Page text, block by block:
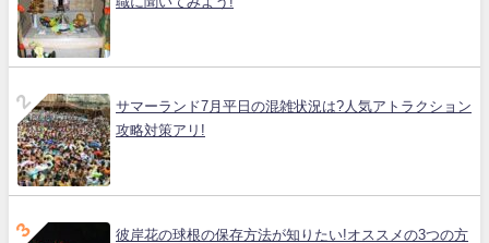
サマーランド7月平日の混雑状況は?人気アトラクション
攻略対策アリ!
彼岸花の球根の保存方法が知りたい!オススメの3つの方